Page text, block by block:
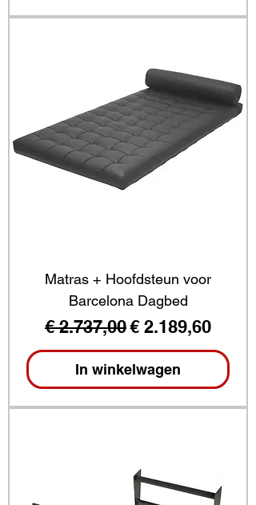
Matras + Hoofdsteun voor
Barcelona Dagbed
Normale prijs
€ 2.737,00Verkoopprijs
€ 2.189,60
In winkelwagen